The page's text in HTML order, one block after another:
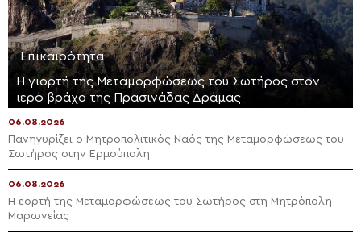
Επικαιρότητα
Η γιορτή της Μεταμορφώσεως του Σωτήρος στον
ιερό βράχο της Πρασινάδας Δράμας
06.08.2026
Πανηγυρίζει ο Μητροπολιτικός Ναός της Μεταμορφώσεως του
Σωτήρος στην Ερμούπολη
06.08.2026
Η εορτή της Μεταμορφώσεως του Σωτήρος στη Μητρόπολη
Μαρωνείας